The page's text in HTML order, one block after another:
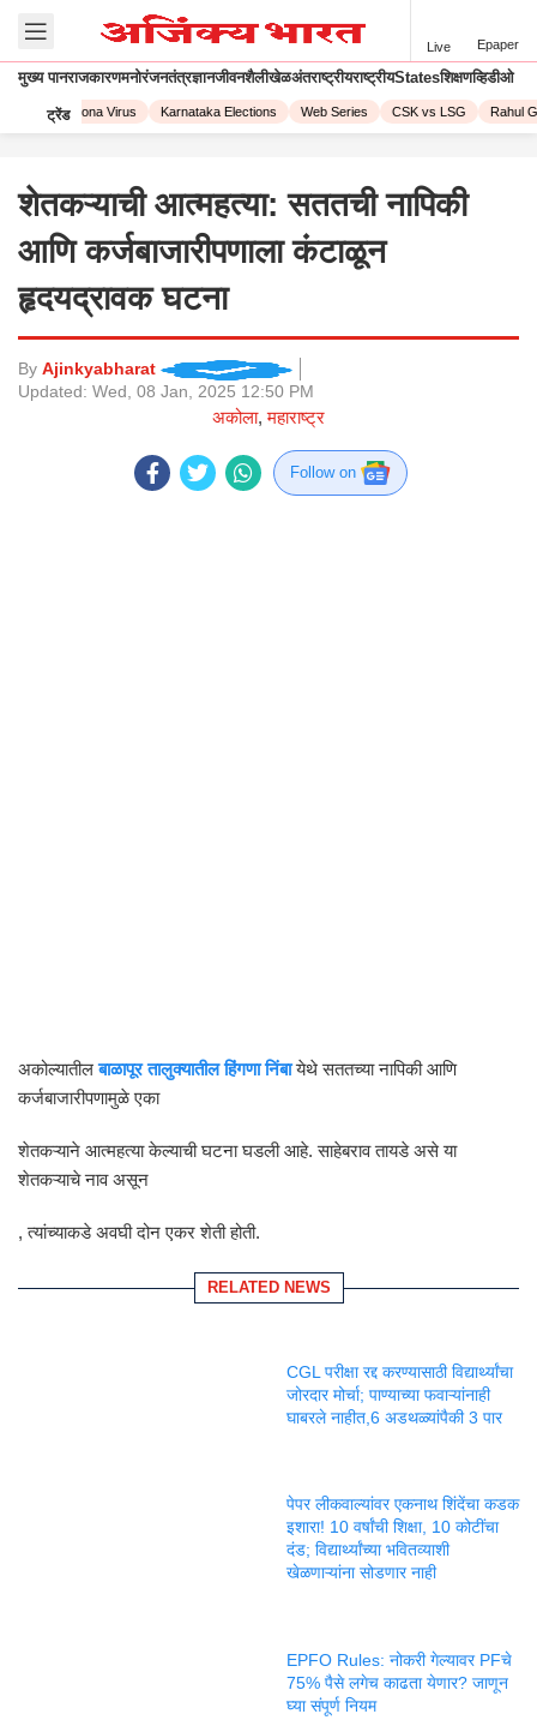
Live Epaper
मुख्य पानराजकारणमनोरंजनतंत्रज्ञानजीवनशैलीखेळअंतराष्ट्रीयराष्ट्रीयStatesशिक्षणव्हिडीओ
ट्रेंड
Corona Virus Karnataka Elections Web Series CSK vs LSG Rahul
शेतकऱ्याची आत्महत्या: सततची नापिकी
आणि कर्जबाजारीपणाला कंटाळून
हृदयद्रावक घटना
By Ajinkyabharat
Updated: Wed, 08 Jan, 2025 12:50 PM
अकोला,महाराष्ट्र
Follow on
अकोल्यातीलबाळापूर तालुक्यातील हिंगणा निंबायेथे सततच्या नापिकी आणि
कर्जबाजारीपणामुळे एका
शेतकऱ्याने आत्महत्या केल्याची घटना घडली आहे. साहेबराव तायडे असे या
शेतकऱ्याचे नाव असून
, त्यांच्याकडे अवघी दोन एकर शेती होती.
RELATED NEWS
CGL परीक्षा रद्द करण्यासाठी विद्यार्थ्यांचा
जोरदार मोर्चा; पाण्याच्या फवाऱ्यांनाही
घाबरले नाहीत,6 अडथळ्यांपैकी 3 पार
पेपर लीकवाल्यांवर एकनाथ शिंदेंचा कडक
इशारा! 10 वर्षांची शिक्षा, 10 कोटींचा
दंड; विद्यार्थ्यांच्या भवितव्याशी
खेळणाऱ्यांना सोडणार नाही
EPFO Rules: नोकरी गेल्यावर PFचे
75% पैसे लगेच काढता येणार? जाणून
घ्या संपूर्ण नियम